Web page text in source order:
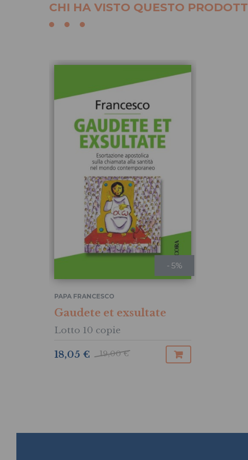
CHI HA VISTO QUESTO
- 5%
PAPA FRANCESCO
Gaudete et exsultate
Lotto 10 copie
19,00 €
18,05 €